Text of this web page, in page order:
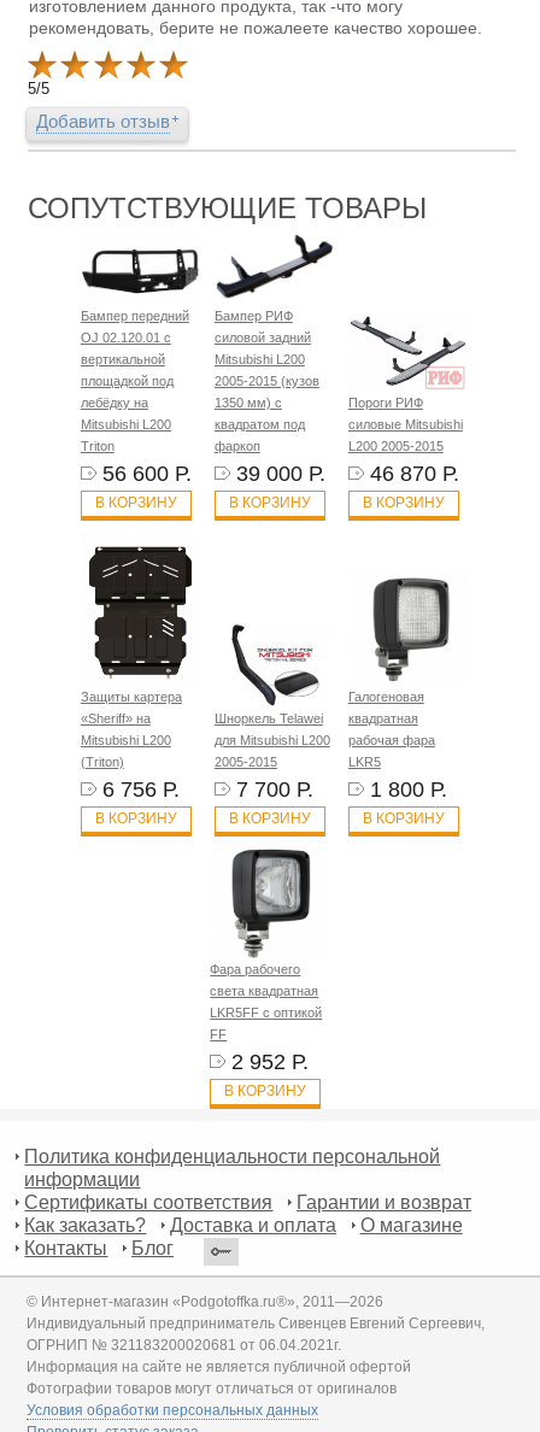
изготовлением данного продукта, так -что могу
рекомендовать, берите не пожалеете качество хорошее.
5/5
Добавить отзыв
СОПУТСТВУЮЩИЕ ТОВАРЫ
Бампер передний
OJ 02.120.01 с
вертикальной
площадкой под
лебёдку на
Mitsubishi L200
Triton
56 600 Р.
В КОРЗИНУ
Бампер РИФ
силовой задний
Mitsubishi L200
2005-2015 (кузов
1350 мм) с
квадратом под
фаркоп
39 000 Р.
В КОРЗИНУ
Пороги РИФ
силовые Mitsubishi
L200 2005-2015
46 870 Р.
В КОРЗИНУ
Защиты картера
«Sheriff» на
Mitsubishi L200
(Triton)
6 756 Р.
В КОРЗИНУ
Шноркель Telawei
для Mitsubishi L200
2005-2015
7 700 Р.
В КОРЗИНУ
Галогеновая
квадратная
рабочая фара
LKR5
1 800 Р.
В КОРЗИНУ
Фара рабочего
света квадратная
LKR5FF с оптикой
FF
2 952 Р.
В КОРЗИНУ
Политика конфиденциальности персональной
информации
Сертификаты соответствия
Гарантии и возврат
Как заказать?
Доставка и оплата
О магазине
Контакты
Блог
© Интернет-магазин «Podgotoffka.ru®», 2011—2026
Индивидуальный предприниматель Сивенцев Евгений Сергеевич,
ОГРНИП № 321183200020681 от 06.04.2021г.
Информация на сайте не является публичной офертой
Фотографии товаров могут отличаться от оригиналов
Условия обработки персональных данных